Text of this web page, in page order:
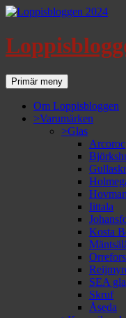
SökPrimär meny
till
innehåll
Om Loppisbloggen
>Varumärken
>Glas
Arcoroc
Iittala
Kosta
Orrefors
SEA
Skruf
Åseda